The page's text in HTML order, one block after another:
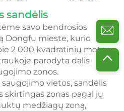
sandėlis
savo bendrosios
Dongfu mieste, kurio
2 000 kvadratinių metrų.
parodyta dalis
zonos.
vietos, sandėlis
skirtingas zonas pagal jų
medžiagų zoną,